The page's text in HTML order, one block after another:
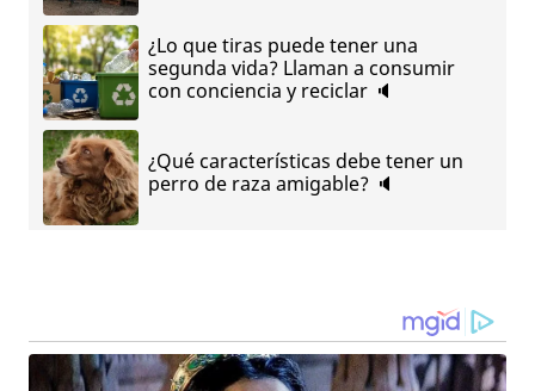
¿Lo que tiras puede tener una
segunda vida? Llaman a consumir
con conciencia y reciclar 🔈
¿Qué características debe tener un
perro de raza amigable? 🔈